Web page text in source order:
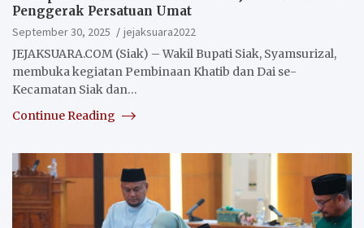
Penggerak Persatuan Umat
September 30, 2025
jejaksuara2022
JEJAKSUARA.COM (Siak) – Wakil Bupati Siak, Syamsurizal,
membuka kegiatan Pembinaan Khatib dan Dai se-
Kecamatan Siak dan…
Continue Reading